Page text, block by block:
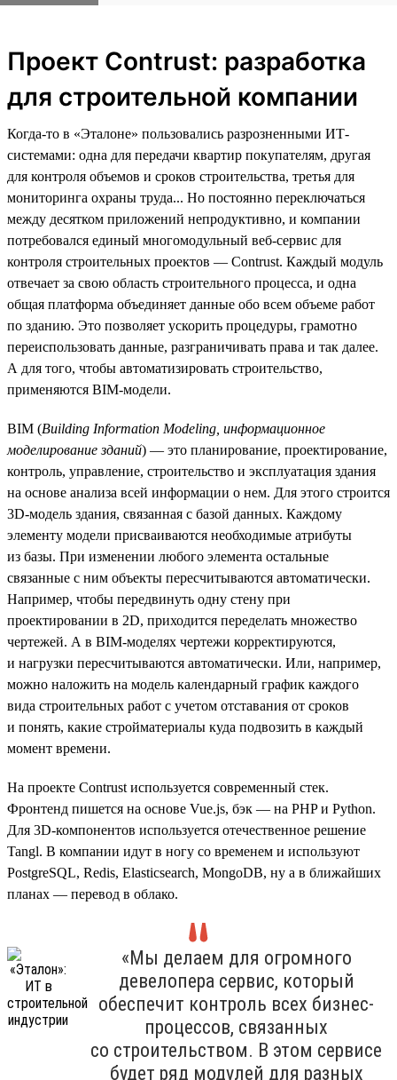
Проект Contrust: разработка
для строительной компании
Когда-то в «Эталоне» пользовались разрозненными ИТ-
системами: одна для передачи квартир покупателям, другая
для контроля объемов и сроков строительства, третья для
мониторинга охраны труда... Но постоянно переключаться
между десятком приложений непродуктивно, и компании
потребовался единый многомодульный веб-сервис для
контроля строительных проектов — Contrust. Каждый модуль
отвечает за свою область строительного процесса, и одна
общая платформа объединяет данные обо всем объеме работ
по зданию. Это позволяет ускорить процедуры, грамотно
переиспользовать данные, разграничивать права и так далее.
А для того, чтобы автоматизировать строительство,
применяются BIM-модели.
BIM (Building Information Modeling, информационное
моделирование зданий) — это планирование, проектирование,
контроль, управление, строительство и эксплуатация здания
на основе анализа всей информации о нем. Для этого строится
3D-модель здания, связанная с базой данных. Каждому
элементу модели присваиваются необходимые атрибуты
из базы. При изменении любого элемента остальные
связанные с ним объекты пересчитываются автоматически.
Например, чтобы передвинуть одну стену при
проектировании в 2D, приходится переделать множество
чертежей. А в BIM-моделях чертежи корректируются,
и нагрузки пересчитываются автоматически. Или, например,
можно наложить на модель календарный график каждого
вида строительных работ с учетом отставания от сроков
и понять, какие стройматериалы куда подвозить в каждый
момент времени.
На проекте Contrust используется современный стек.
Фронтенд пишется на основе Vue.js, бэк — на PHP и Python.
Для 3D-компонентов используется отечественное решение
Tangl. В компании идут в ногу со временем и используют
PostgreSQL, Redis, Elasticsearch, MongoDB, ну а в ближайших
планах — перевод в облако.
«Мы делаем для огромного
девелопера сервис, который
обеспечит контроль всех бизнес-
процессов, связанных
со строительством. В этом сервисе
будет ряд модулей для разных